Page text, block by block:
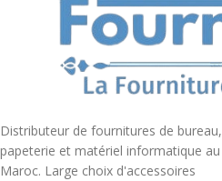
Distributeur de fournitures de bureau,
papeterie et matériel informatique au
Maroc. Large choix d'accessoires